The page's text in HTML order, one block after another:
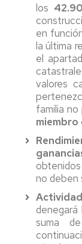
los
en
la última
el
valores
familia
no deben
suma